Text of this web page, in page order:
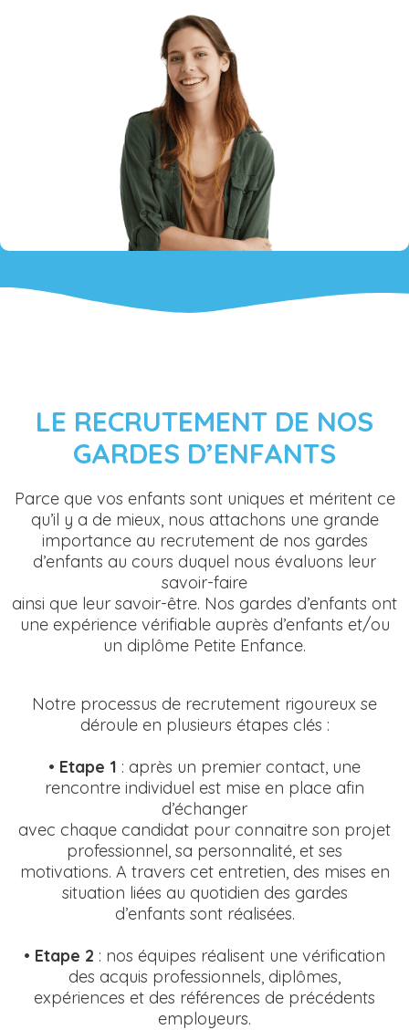
LE RECRUTEMENT DE NOS
GARDES D’ENFANTS
Parce que vos enfants sont uniques et méritent ce
qu’il y a de mieux, nous attachons une grande
importance au recrutement de nos gardes
d’enfants au cours duquel nous évaluons leur
savoir-faire
ainsi que leur savoir-être. Nos gardes d’enfants ont
une expérience vérifiable auprès d’enfants et/ou
un diplôme Petite Enfance.
Notre processus de recrutement rigoureux se
déroule en plusieurs étapes clés :
• Etape 1 : après un premier contact, une
rencontre individuel est mise en place afin
d’échanger
avec chaque candidat pour connaitre son projet
professionnel, sa personnalité, et ses
motivations. A travers cet entretien, des mises en
situation liées au quotidien des gardes
d’enfants sont réalisées.
• Etape 2 : nos équipes réalisent une vérification
des acquis professionnels, diplômes,
expériences et des références de précédents
employeurs.